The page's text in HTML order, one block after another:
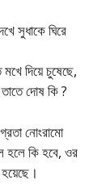
সুধাকে ঘিরে
দিয়ে চুষেছে,
দোষ কি ?
নোংরামো
হলে কি হবে, ওর